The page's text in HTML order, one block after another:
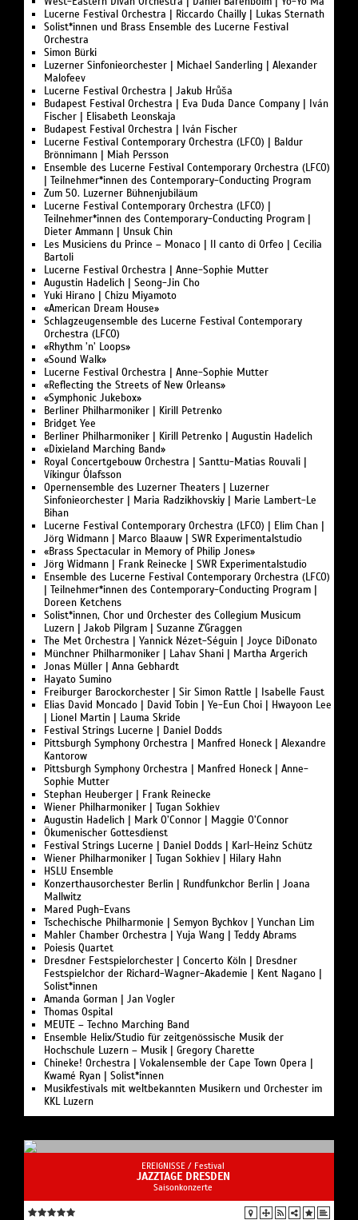
Lucerne Festival Orchestra | Riccardo Chailly | Lukas Sternath
Solist*innen und Brass Ensemble des Lucerne Festival
Orchestra
Simon Bürki
Luzerner Sinfonieorchester | Michael Sanderling | Alexander
Malofeev
Lucerne Festival Orchestra | Jakub Hrůša
Budapest Festival Orchestra | Eva Duda Dance Company | Iván
Fischer | Elisabeth Leonskaja
Budapest Festival Orchestra | Iván Fischer
Lucerne Festival Contemporary Orchestra (LFCO) | Baldur
Brönnimann | Miah Persson
Ensemble des Lucerne Festival Contemporary Orchestra (LFCO)
| Teilnehmer*innen des Contemporary-Conducting Program
Zum 50. Luzerner Bühnenjubiläum
Lucerne Festival Contemporary Orchestra (LFCO) |
Teilnehmer*innen des Contemporary-Conducting Program |
Dieter Ammann | Unsuk Chin
Les Musiciens du Prince – Monaco | Il canto di Orfeo | Cecilia
Bartoli
Lucerne Festival Orchestra | Anne-Sophie Mutter
Augustin Hadelich | Seong-Jin Cho
Yuki Hirano | Chizu Miyamoto
«American Dream House»
Schlagzeugensemble des Lucerne Festival Contemporary
Orchestra (LFCO)
«Rhythm ’n’ Loops»
«Sound Walk»
Lucerne Festival Orchestra | Anne-Sophie Mutter
«Reflecting the Streets of New Orleans»
«Symphonic Jukebox»
Berliner Philharmoniker | Kirill Petrenko
Bridget Yee
Berliner Philharmoniker | Kirill Petrenko | Augustin Hadelich
«Dixieland Marching Band»
Royal Concertgebouw Orchestra | Santtu-Matias Rouvali |
Víkingur Ólafsson
Opernensemble des Luzerner Theaters | Luzerner
Sinfonieorchester | Maria Radzikhovskiy | Marie Lambert-Le
Bihan
Lucerne Festival Contemporary Orchestra (LFCO) | Elim Chan |
Jörg Widmann | Marco Blaauw | SWR Experimentalstudio
«Brass Spectacular in Memory of Philip Jones»
Jörg Widmann | Frank Reinecke | SWR Experimentalstudio
Ensemble des Lucerne Festival Contemporary Orchestra (LFCO)
| Teilnehmer*innen des Contemporary-Conducting Program |
Doreen Ketchens
Solist*innen, Chor und Orchester des Collegium Musicum
Luzern | Jakob Pilgram | Suzanne Z'Graggen
The Met Orchestra | Yannick Nézet-Séguin | Joyce DiDonato
Münchner Philharmoniker | Lahav Shani | Martha Argerich
Jonas Müller | Anna Gebhardt
Hayato Sumino
Freiburger Barockorchester | Sir Simon Rattle | Isabelle Faust
Elias David Moncado | David Tobin | Ye-Eun Choi | Hwayoon Lee
| Lionel Martin | Lauma Skride
Festival Strings Lucerne | Daniel Dodds
Pittsburgh Symphony Orchestra | Manfred Honeck | Alexandre
Kantorow
Pittsburgh Symphony Orchestra | Manfred Honeck | Anne-
Sophie Mutter
Stephan Heuberger | Frank Reinecke
Wiener Philharmoniker | Tugan Sokhiev
Augustin Hadelich | Mark O’Connor | Maggie O’Connor
Ökumenischer Gottesdienst
Festival Strings Lucerne | Daniel Dodds | Karl-Heinz Schütz
Wiener Philharmoniker | Tugan Sokhiev | Hilary Hahn
HSLU Ensemble
Konzerthausorchester Berlin | Rundfunkchor Berlin | Joana
Mallwitz
Mared Pugh-Evans
Tschechische Philharmonie | Semyon Bychkov | Yunchan Lim
Mahler Chamber Orchestra | Yuja Wang | Teddy Abrams
Poiesis Quartet
Dresdner Festspielorchester | Concerto Köln | Dresdner
Festspielchor der Richard-Wagner-Akademie | Kent Nagano |
Solist*innen
Amanda Gorman | Jan Vogler
Thomas Ospital
MEUTE – Techno Marching Band
Ensemble Helix/Studio für zeitgenössische Musik der
Hochschule Luzern – Musik | Gregory Charette
Chineke! Orchestra | Vokalensemble der Cape Town Opera |
Kwamé Ryan | Solist*innen
Musikfestivals mit weltbekannten Musikern und Orchester im
KKL Luzern
EREIGNISSE / Festival
JAZZTAGE DRESDEN
Saisonkonzerte